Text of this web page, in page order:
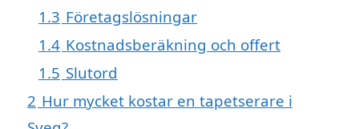
1.3 Företagslösningar
1.4 Kostnadsberäkning och offert
1.5 Slutord
2 Hur mycket kostar en tapetserare i